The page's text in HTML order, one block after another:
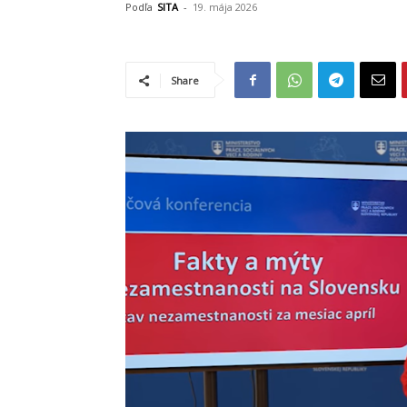
Podľa SITA - 19. mája 2026
Share